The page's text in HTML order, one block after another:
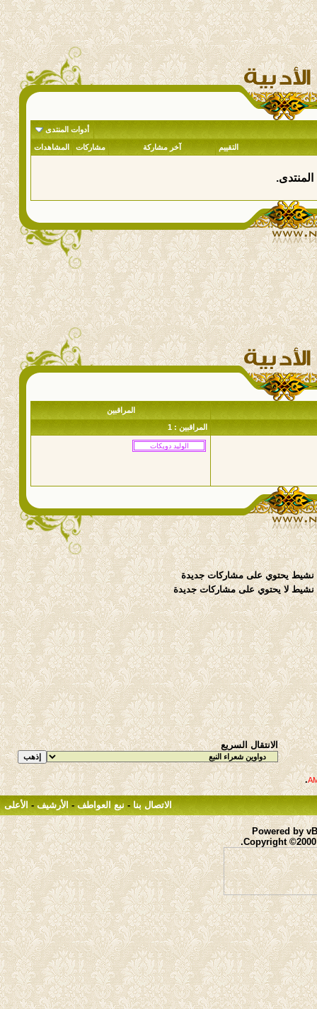
أدوات المنتدى
التقييم آخر مشاركة مشاركات المشاهدات
المراقبين
المراقبين : 1
يحتوي على مشاركات جديدة
لا يحتوي على مشاركات جديدة
الانتقال السريع
.
الاتصال بنا - نبع العواطف - الأرشيف - الأعلى
Powered by
Copyright